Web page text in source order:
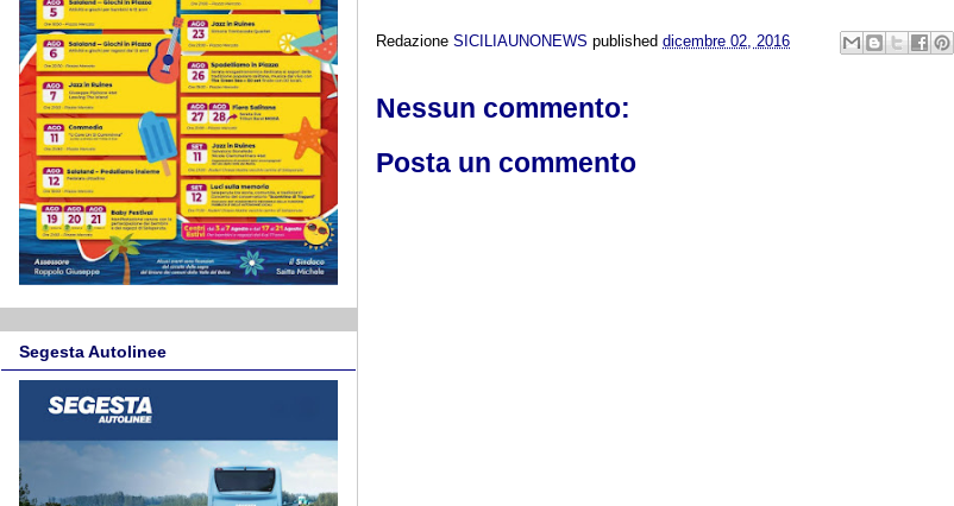
Redazione SICILIAUNONEWS published dicembre 02, 2016
Nessun commento:
Posta un commento
Segesta Autolinee